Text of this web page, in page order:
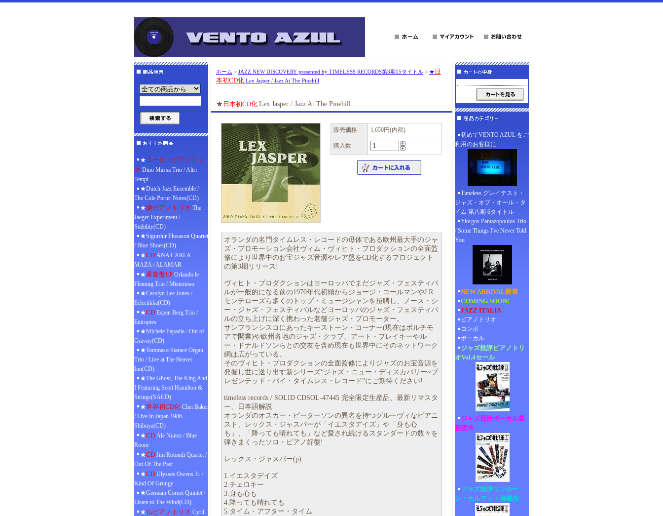
★ユーロ・ピアノトリ
オ Dino Massa Trio / Altri
Tempi
★Dutch Jazz Ensemble /
The Cole Porter Notes(CD)
★蘭ピアノトリオ The
Jaeger Experiment /
Stability(CD)
★Sigurdur Flosason Quartet
/ Blue Shoes(CD)
★CD ANA CARLA
MAZA / ALAMAR
★重量盤LP Orlando le
Fleming Trio / Misterioso
★Carolyn Lee Jones /
Eclectikka(CD)
★CD Espen Berg Trio /
Entropies
★Michele Papadia / Out of
Gravity(CD)
★Tommaso Starace Organ
Trio / Live at The Beaver
Inn(CD)
★The Ghost, The King And
I Featuring Scott Hamilton &
Strings(SACD)
★世界初CD化 Chet Baker
/ Live In Japan 1986
Shibuya(CD)
★CD Ale Nunez / Blue
Room
★CD Jim Rotondi Quartet /
Out Of The Past
★CD Ulysses Owens Jr. /
Kind Of Grunge
★Germain Cornet Quintet /
Listen to The Wind(CD)
★仏ピアノトリオ Cyril
ホーム > JAZZ NEW DISCOVERY presented by TIMELESS RECORDS第3期15タイトル > ★ 日
本初CD化 Lex Jasper / Jazz At The Pinehill
★ 日本初CD化 Lex Jasper / Jazz At The Pinehill
販売価格 1,650円(内税)
購入数
オランダの名門タイムレス・レコードの母体である欧州最大手のジャ
ズ・プロモーション会社ヴィム・ヴィヒト・プロダクションの全面監
修により世界中のお宝ジャズ音源やレア盤をCD化するプロジェクト
の第3期リリース!
ヴィヒト・プロダクションはヨーロッパでまだジャズ・フェスティバ
ルが一般的になる前の1970年代初頭からジョージ・コールマンやJ.R.
モンテローズら多くのトップ・ミュージシャンを招聘し、ノース・シ
ー・ジャズ・フェスティバルなどヨーロッパのジャズ・フェスティバ
ルの立ち上げに深く携わった老舗ジャズ・プロモーター。
サンフランシスコにあったキーストーン・コーナー(現在はボルチモ
アで開業)や欧州各地のジャズ・クラブ、アート・ブレイキーやル
ー・ドナルドソンらとの交友を含め現在も世界中にそのネットワーク
網は広がっている。
そのヴィヒト・プロダクションの全面監修によりジャズのお宝音源を
発掘し世に送り出す新シリーズ“ジャズ・ニュー・ディスカバリー~プ
レゼンテッド・バイ・タイムレス・レコード”にご期待ください!
timeless records / SOLID CDSOL-47445 完全限定生産品、最新リマスタ
ー、日本語解説
オランダのオスカー・ピーターソンの異名を持つグルーヴィなピアニ
スト、レックス・ジャスパーが「イエスタデイズ」や「身も心
も」、「降っても晴れても」など愛され続けるスタンダードの数々を
弾きまくったソロ・ピアノ好盤!
レックス・ジャスパー(p)
1.イエスタデイズ
2.チェロキー
3.身も心も
4.降っても晴れても
5.タイム・アフター・タイム
初めてVENTO AZUL をご
利用のお客様に
Timeless グレイテスト・
ジャズ・オブ・オール・タ
イム 第八期 6タイトル
Yiorgos Pantazopoulos Trio
/ Some Things I've Never Told
You
NEW ARRIVAL新着
COMING SOON!
JAZZ ITALIA
ピアノトリオ
コンボ
ボーカル
ジャズ批評ピアノトリ
オVol.4セール
ジャズ批評ボーカル最
新読本
ジャズ批評ワンホー
ン・カルテット掲載作